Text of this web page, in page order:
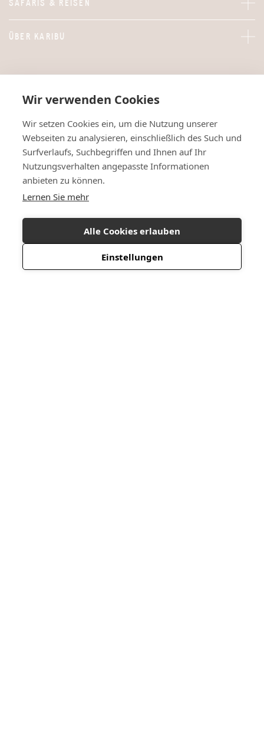
Wir verwenden Cookies
Wir setzen Cookies ein, um die Nutzung unserer
Webseiten zu analysieren, einschließlich des Such und
Surfverlaufs, Suchbegriffen und Ihnen auf Ihr
Nutzungsverhalten angepasste Informationen
anbieten zu können.
Lernen Sie mehr
Alle Cookies erlauben
Einstellungen
SAFARIS & REISEN
ÜBER KARIBU